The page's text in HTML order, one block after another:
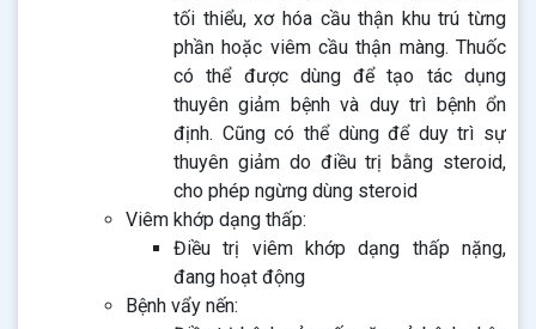
tối thiểu, xơ hóa cầu thận khu trú từng
phần hoặc viêm cầu thận màng. Thuốc
có thể được dùng để tạo tác dụng
thuyên giảm bệnh và duy trì bệnh ổn
định. Cũng có thể dùng để duy trì sự
thuyên giảm do điều trị bằng steroid,
cho phép ngừng dùng steroid
Viêm khớp dạng thấp:
Điều trị viêm khớp dạng thấp nặng,
đang hoạt động
Bệnh vẩy nến: